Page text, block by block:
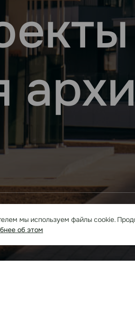
пространства и
мы используем файлы cookie.
об этом